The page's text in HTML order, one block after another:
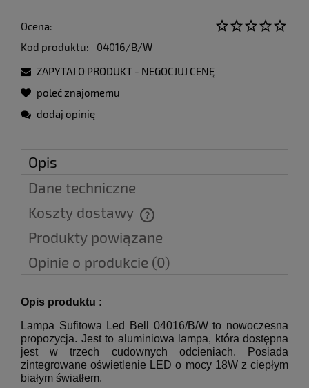
Ocena:
Kod produktu:
04016/B/W
ZAPYTAJ O PRODUKT - NEGOCJUJ CENĘ
poleć znajomemu
dodaj opinię
Opis
Dane techniczne
Koszty dostawy
Cena nie zawiera ewentualnych kosztów płatności
Produkty powiązane
Opinie o produkcie (0)
Opis produktu :
Lampa Sufitowa Led Bell 04016/B/W to nowoczesna
propozycja. Jest to aluminiowa lampa, która dostępna
jest w trzech cudownych odcieniach.
Posiada
zintegrowane oświetlenie LED o mocy 18W z ciepłym
białym światłem.